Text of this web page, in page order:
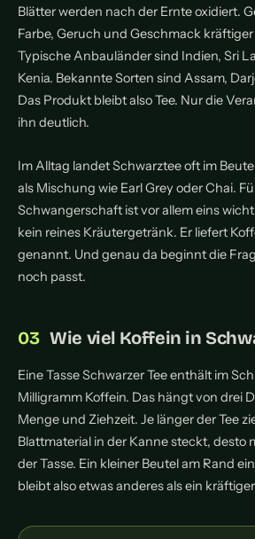
Blätter werden nach der Ernte oxidiert.
Farbe, Geruch und Geschmack kräftiger
Typische Anbauländer sind Indien, Sri
Kenia. Bekannte Sorten sind Assam,
Das Produkt bleibt also Tee. Nur die
ihn deutlich.
Im Alltag landet Schwarztee oft im
als Mischung wie Earl Grey oder Chai.
Schwangerschaft ist vor allem eins
kein reines Kräutergetränk. Er liefert
genannt. Und genau da beginnt die
noch passt.
Wie viel Koffein in
Eine Tasse Schwarzer Tee enthält im
Milligramm Koffein. Das hängt von drei
Menge und Ziehzeit. Je länger der Tee
Blattmaterial in der Kanne steckt, desto
der Tasse. Ein kleiner Beutel am Rand
bleibt also etwas anderes als ein